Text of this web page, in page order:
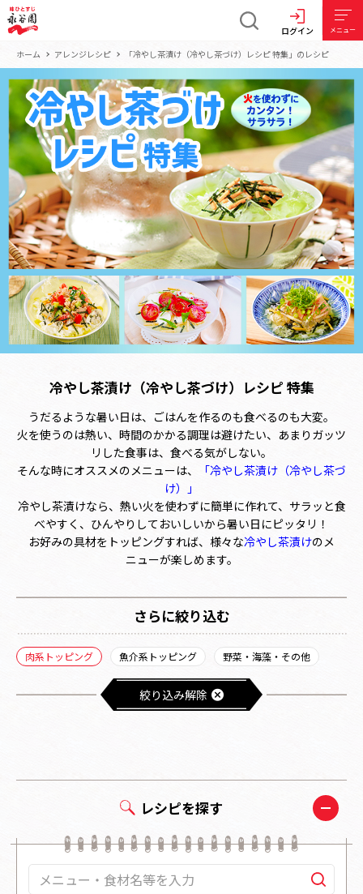
ログイン メニュー
ホーム アレンジレシピ 「冷やし茶漬け（冷やし茶づけ）レシピ 特集」のレシピ
冷やし茶漬け（冷やし茶づけ）レシピ 特集
うだるような暑い日は、ごはんを作るのも食べるのも大変。
火を使うのは熱い、時間のかかる調理は避けたい、あまりガッツ
リした食事は、食べる気がしない。
そんな時にオススメのメニューは、
「冷やし茶漬け（冷やし茶づ
け）」
冷やし茶漬けなら、熱い火を使わずに簡単に作れて、サラッと食
べやすく、ひんやりしておいしいから暑い日にピッタリ！
お好みの具材をトッピングすれば、様々な冷やし茶漬けのメ
ニューが楽しめます。
さらに絞り込む
肉系トッピング 魚介系トッピング 野菜・海藻・その他
絞り込み解除
レシピを探す